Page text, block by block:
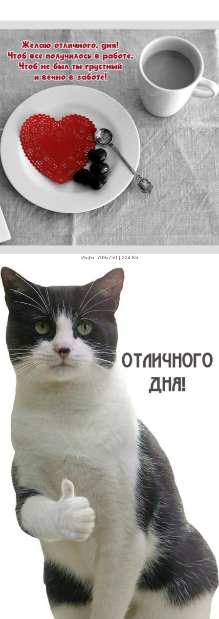
Инфо: 703х750 | 224 Kb